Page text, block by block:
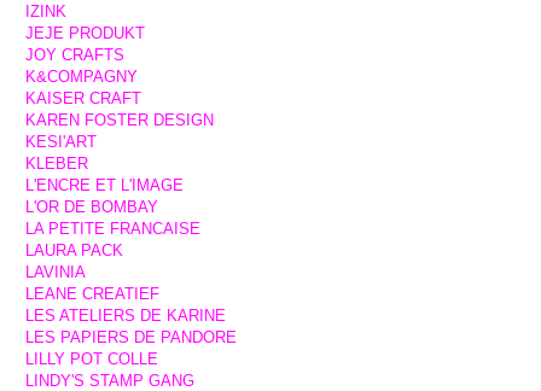
IZINK
JEJE PRODUKT
JOY CRAFTS
K&COMPAGNY
KAISER CRAFT
KAREN FOSTER DESIGN
KESI'ART
KLEBER
L'ENCRE ET L'IMAGE
L'OR DE BOMBAY
LA PETITE FRANCAISE
LAURA PACK
LAVINIA
LEANE CREATIEF
LES ATELIERS DE KARINE
LES PAPIERS DE PANDORE
LILLY POT COLLE
LINDY'S STAMP GANG